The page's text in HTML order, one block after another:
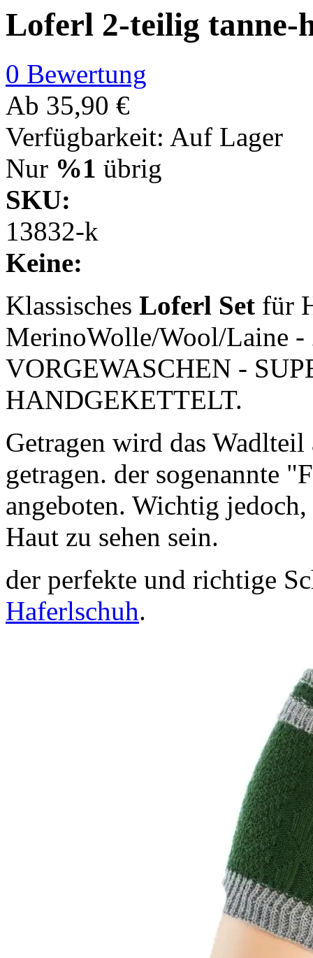
Loferl 2-teilig tanne-
0 Bewertung
Ab 35,90 €
Verfügbarkeit: Auf Lager
Nur %1 übrig
SKU:
13832-k
Keine:
Klassisches Loferl Set für
MerinoWolle/Wool/Laine
VORGEWASCHEN -
HANDGEKETTELT.
Getragen wird das Wadlteil
getragen. der sogenannte
angeboten. Wichtig
Haut zu sehen sein.
der perfekte und richtige
Haferlschuh.